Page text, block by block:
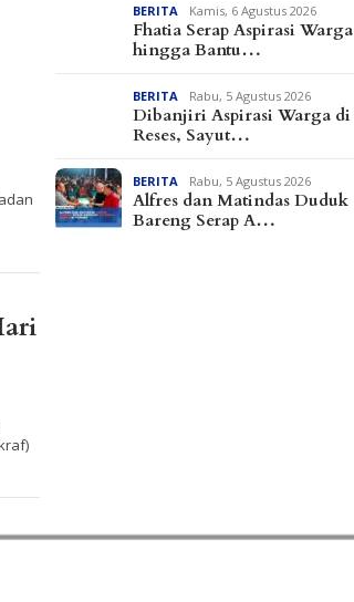
BERITA Kamis, 6 Agustus 2026
Fhatia Serap Aspirasi Warga
hingga Bantu…
BERITA Rabu, 5 Agustus 2026
Dibanjiri Aspirasi Warga di
Reses, Sayut…
BERITA Rabu, 5 Agustus 2026
Alfres dan Matindas Duduk
Bareng Serap A…